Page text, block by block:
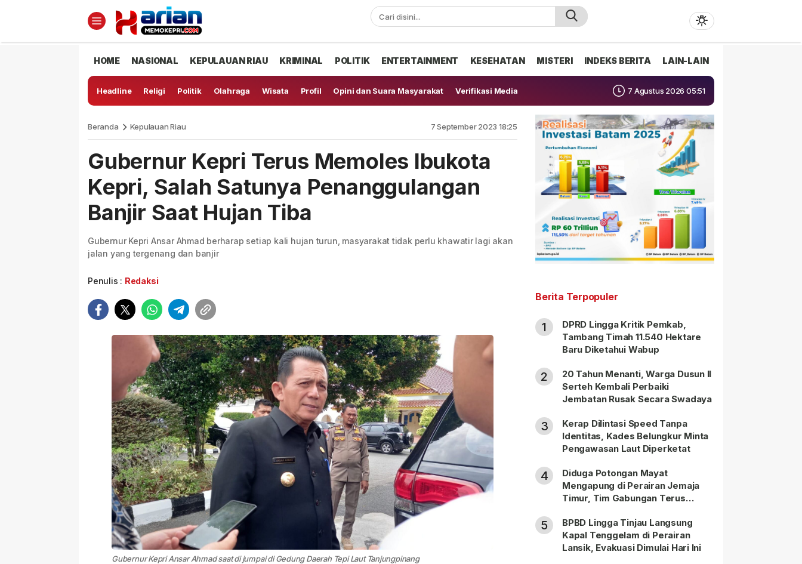
HOME NASIONAL KEPULAUAN RIAU KRIMINAL POLITIK ENTERTAINMENT KESEHATAN MISTERI INDEKS BERITA LAIN-LAIN
Headline Religi Politik Olahraga Wisata Profil Opini dan Suara Masyarakat Verifikasi Media 7 Agustus 2026 05:51
Beranda Kepulauan Riau 7 September 2023 18:25
Gubernur Kepri Terus Memoles Ibukota
Kepri, Salah Satunya Penanggulangan
Banjir Saat Hujan Tiba
Gubernur Kepri Ansar Ahmad berharap setiap kali hujan turun, masyarakat tidak perlu khawatir lagi akan
jalan yang tergenang dan banjir
Penulis : Redaksi
Gubernur Kepri Ansar Ahmad saat di jumpai di Gedung Daerah Tepi Laut Tanjungpinang
Berita Terpopuler
1
DPRD Lingga Kritik Pemkab,
Tambang Timah 11.540 Hektare
Baru Diketahui Wabup
2
20 Tahun Menanti, Warga Dusun II
Serteh Kembali Perbaiki
Jembatan Rusak Secara Swadaya
3
Kerap Dilintasi Speed Tanpa
Identitas, Kades Belungkur Minta
Pengawasan Laut Diperketat
4
Diduga Potongan Mayat
Mengapung di Perairan Jemaja
Timur, Tim Gabungan Terus
5
BPBD Lingga Tinjau Langsung
Kapal Tenggelam di Perairan
Lansik, Evakuasi Dimulai Hari Ini